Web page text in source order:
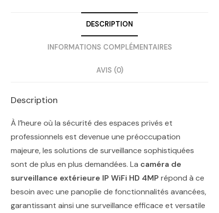
DESCRIPTION
INFORMATIONS COMPLÉMENTAIRES
AVIS (0)
Description
À l’heure où la sécurité des espaces privés et
professionnels est devenue une préoccupation
majeure, les solutions de surveillance sophistiquées
sont de plus en plus demandées. La caméra de
surveillance extérieure IP WiFi HD 4MP répond à ce
besoin avec une panoplie de fonctionnalités avancées,
garantissant ainsi une surveillance efficace et versatile